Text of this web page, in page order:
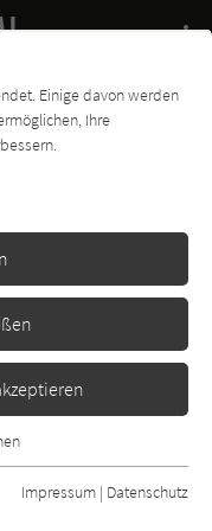
Charts
Insel
Angaben
Einige davon werden
Ihre
Funktionen der
dass die Webseite
Impressum | Datenschutz